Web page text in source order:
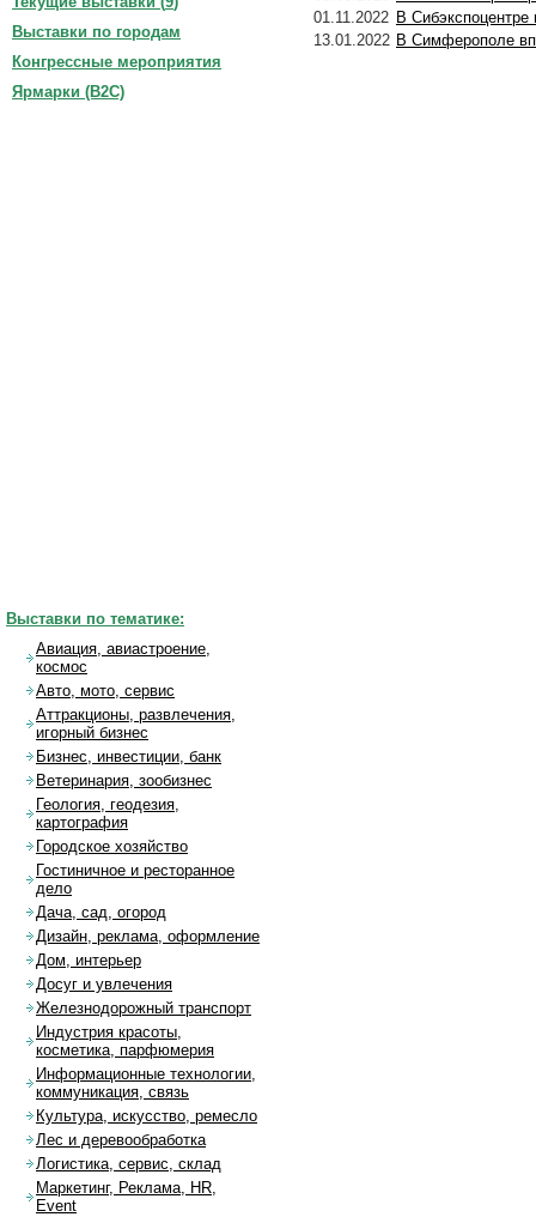
01.11.2022 В
13.01.2022 В Симферополе
Выставки по городам
Конгрессные мероприятия
Ярмарки (B2C)
Выставки по тематике:
Авиация, авиастроение,
космос
Авто, мото, сервис
Аттракционы, развлечения,
игорный бизнес
Бизнес, инвестиции, банк
Ветеринария, зообизнес
Геология, геодезия,
картография
Городское хозяйство
Гостиничное и ресторанное
дело
Дача, сад, огород
Дизайн, реклама, оформление
Дом, интерьер
Досуг и увлечения
Железнодорожный транспорт
Индустрия красоты,
косметика, парфюмерия
Информационные технологии,
коммуникация, связь
Культура, искусство, ремесло
Лес и деревообработка
Логистика, сервис, склад
Маркетинг, Реклама, HR,
Event